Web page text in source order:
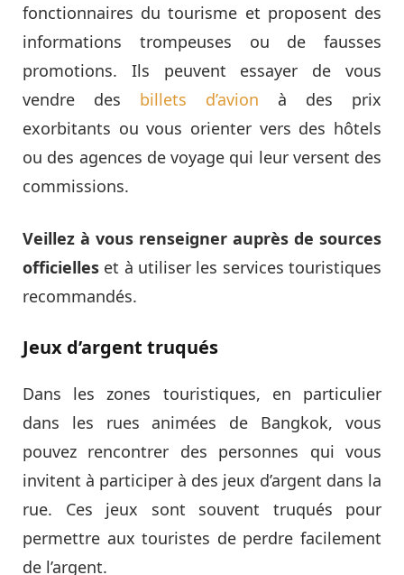
fonctionnaires du tourisme et proposent des
informations trompeuses ou de fausses
promotions. Ils peuvent essayer de vous
vendre des billets d’avion à des prix
exorbitants ou vous orienter vers des hôtels
ou des agences de voyage qui leur versent des
commissions.
Veillez à vous renseigner auprès de sources
officielles et à utiliser les services touristiques
recommandés.
Jeux d’argent truqués
Dans les zones touristiques, en particulier
dans les rues animées de Bangkok, vous
pouvez rencontrer des personnes qui vous
invitent à participer à des jeux d’argent dans la
rue. Ces jeux sont souvent truqués pour
permettre aux touristes de perdre facilement
de l’argent.